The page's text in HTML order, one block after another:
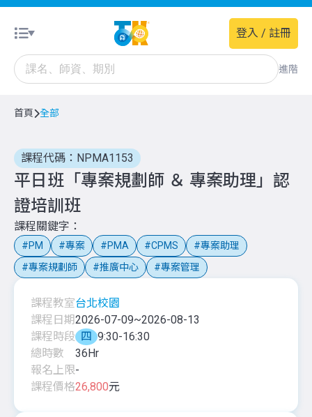
進階
登入 / 註冊
首頁 全部
課程代碼：NPMA1153
平日班「專案規劃師 ＆ 專案助理」認
證培訓班
課程關鍵字
PM 專案 PMA CPMS
專案助理
專案規劃師
推廣中心 專案管理
課程教室台北校園
課程日期2026-07-09~2026-08-13
課程時段 四 9:30-16:30
總時數
36Hr
報名上限-
課程價格26,800元